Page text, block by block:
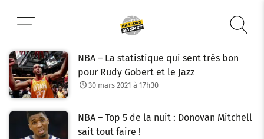
contenu
NBA – La statistique qui sent très bon
pour Rudy Gobert et le Jazz
30 mars 2021 à 17h30
NBA – Top 5 de la nuit : Donovan Mitchell
sait tout faire !